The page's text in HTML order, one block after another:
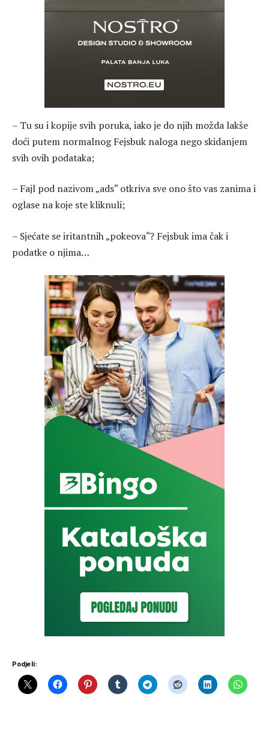
– Tu su i kopije svih poruka, iako je do njih možda lakše
doći putem normalnog Fejsbuk naloga nego skidanjem
svih ovih podataka;
– Fajl pod nazivom „ads“ otkriva sve ono što vas zanima i
oglase na koje ste kliknuli;
– Sjećate se iritantnih „pokeova“? Fejsbuk ima čak i
podatke o njima…
Podjeli: